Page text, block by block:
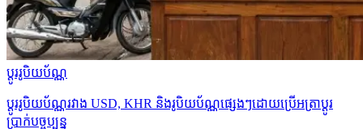
ប្ដូររូបិយប័ណ្ណ
ប្ដូររូបិយប័ណ្ណរវាង USD, KHR និងរូបិយប័ណ្ណផ្សេងៗដោយប្រើអត្រាប្ដូរ
ប្រាក់បច្ចុប្បន្ន